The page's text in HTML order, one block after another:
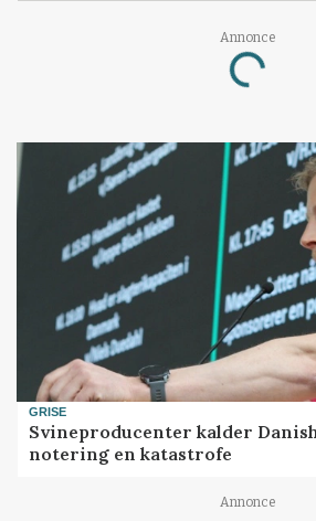
Annonce
Loading...
GRISE
Svineproducenter kalder
notering en katastrofe
Annonce